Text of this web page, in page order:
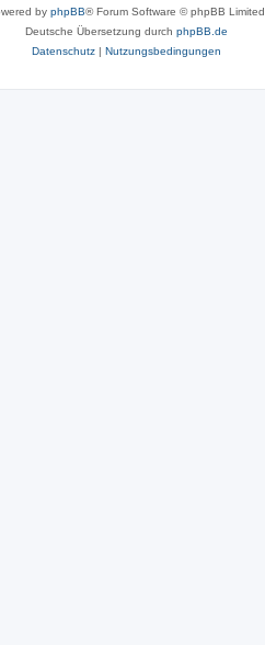
by phpBB® Forum Software © phpBB Limited
Deutsche Übersetzung durch phpBB.de
Datenschutz| Nutzungsbedingungen